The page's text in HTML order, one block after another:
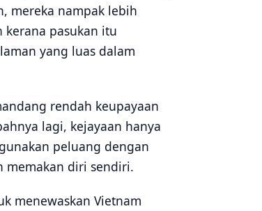
mereka nampak lebih
kerana pasukan itu
yang luas dalam
rendah keupayaan
lagi, kejayaan hanya
peluang dengan
memakan diri sendiri.
menewaskan Vietnam